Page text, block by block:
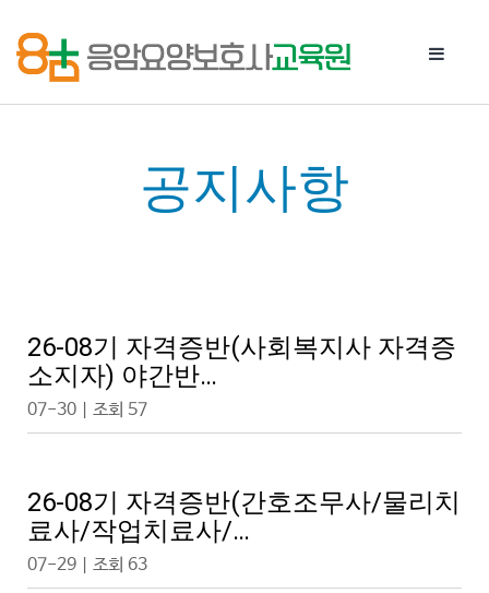
Toggle
공지사항
26-08기 자격증반(사회복지사 자격증
소지자) 야간반…
07-30 | 조회 57
26-08기 자격증반(간호조무사/물리치
료사/작업치료사/…
07-29 | 조회 63